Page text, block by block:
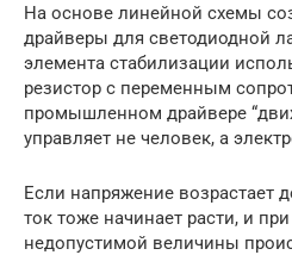
На основе линейной схемы
драйверы для светодиодной
элемента стабилизации
резистор с переменным
промышленном драйвере
управляет не человек, а
Если напряжение возрастает
ток тоже начинает расти, и
недопустимой величины